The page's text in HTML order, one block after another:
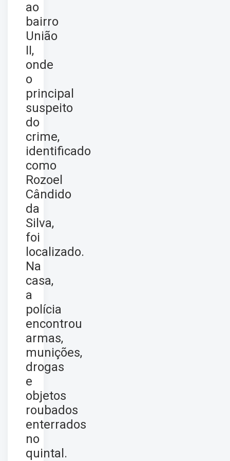
ao
bairro
União
II,
onde
o
principal
suspeito
do
crime,
identificado
como
Rozoel
Cândido
da
Silva,
foi
localizado.
Na
casa,
a
polícia
encontrou
armas,
munições,
drogas
e
objetos
roubados
enterrados
no
quintal.